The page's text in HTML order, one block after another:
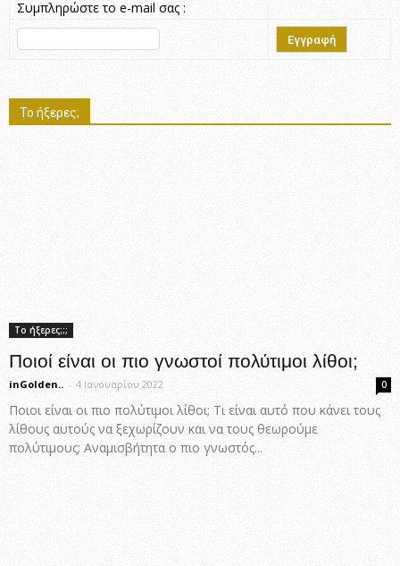
Συμπληρώστε το e-mail σας :
Το ήξερες;
Το ήξερες;;;
Ποιοί είναι οι πιο γνωστοί πολύτιμοι λίθοι;
inGolden.. - 4 Ιανουαρίου 2022 0
Ποιοι είναι οι πιο πολύτιμοι λίθοι; Τι είναι αυτό που κάνει τους
λίθους αυτούς να ξεχωρίζουν και να τους θεωρούμε
πολύτιμους; Αναμισβήτητα ο πιο γνωστός...